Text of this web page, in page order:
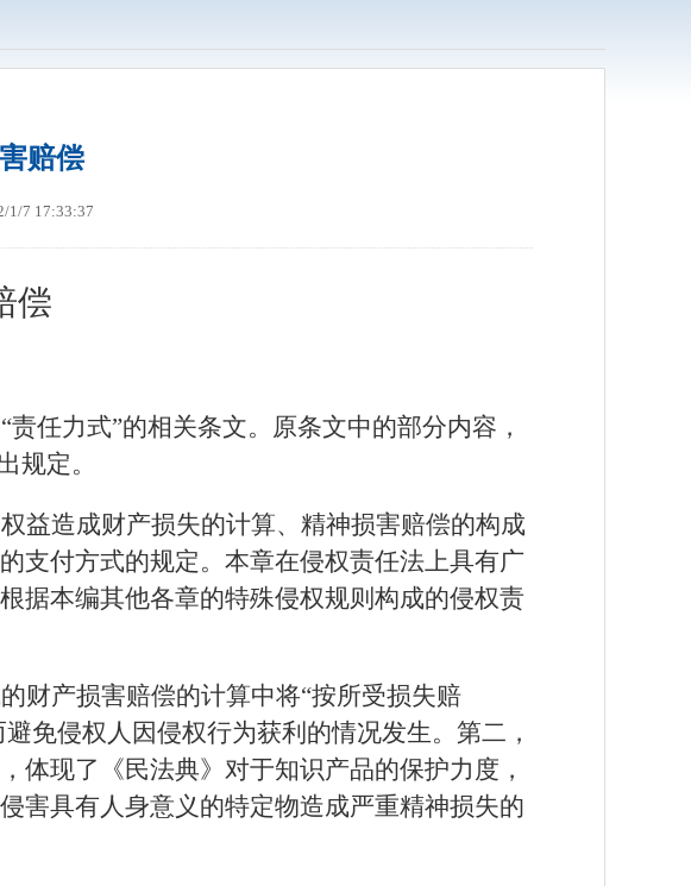
赔偿
1/7 17:33:37
偿
“责任力式”的相关条文。原条文中的部分内容，
规定。
益造成财产损失的计算、精神损害赔偿的构成
支付方式的规定。本章在侵权责任法上具有广
据本编其他各章的特殊侵权规则构成的侵权责
财产损害赔偿的计算中将“按所受损失赔
免侵权人因侵权行为获利的情况发生。第二，
体现了《民法典》对于知识产品的保护力度，
害具有人身意义的特定物造成严重精神损失的